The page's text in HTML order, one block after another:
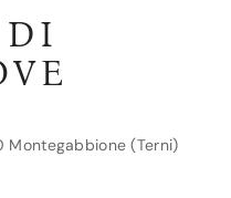
DI
Montegabbione (Terni)